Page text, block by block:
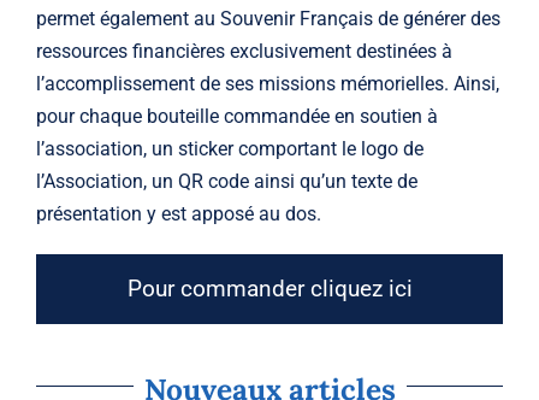
permet également au Souvenir Français de générer des
ressources financières exclusivement destinées à
l’accomplissement de ses missions mémorielles. Ainsi,
pour chaque bouteille commandée en soutien à
l’association, un sticker comportant le logo de
l’Association, un QR code ainsi qu’un texte de
présentation y est apposé au dos.
Pour commander cliquez ici
Nouveaux articles